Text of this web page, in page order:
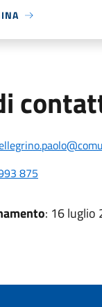
875
: 16 luglio